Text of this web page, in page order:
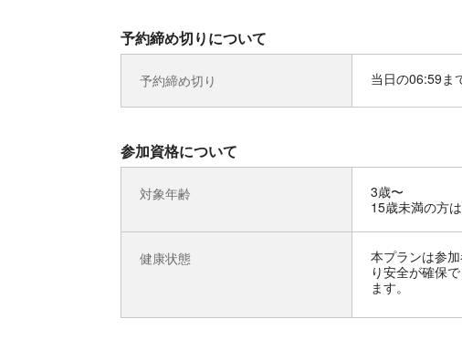
予約締め切りについて
予約締め切り 当日の06:59ま
参加資格について
対象年齢
3歳〜
15歳未満の方
健康状態
本プランは参
り安全が確保
ます。